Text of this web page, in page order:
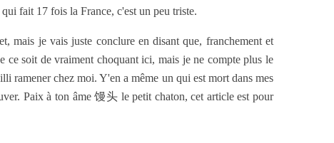
fait 17 fois la France, c'est un peu triste.
mais je vais juste conclure en disant que, franchement et
ce soit de vraiment choquant ici, mais je ne compte plus le
ramener chez moi. Y'en a même un qui est mort dans mes
Paix à ton âme 馒头 le petit chaton, cet article est pour